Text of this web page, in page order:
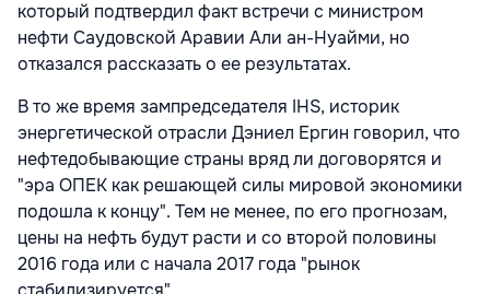
который подтвердил факт встречи с министром
нефти Саудовской Аравии Али ан-Нуайми, но
отказался рассказать о ее результатах.
В то же время зампредседателя IHS, историк
энергетической отрасли Дэниел Ергин говорил, что
нефтедобывающие страны вряд ли договорятся и
"эра ОПЕК как решающей силы мировой экономики
подошла к концу". Тем не менее, по его прогнозам,
цены на нефть будут расти и со второй половины
2016 года или с начала 2017 года "рынок